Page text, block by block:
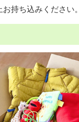
持ち込みください。